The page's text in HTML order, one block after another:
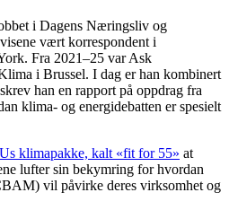
i Dagens Næringsliv og
vært korrespondent i
Fra 2021–25 var Ask
i Brussel. I dag er han kombinert
han en rapport på oppdrag fra
klima- og energidebatten er spesielt
klimapakke, kalt «fit for 55» at
lufter sin bekymring for hvordan
vil påvirke deres virksomhet og